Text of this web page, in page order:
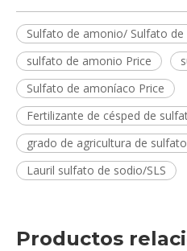
Sulfato de amonio/ Sulfato
sulfato de amonio Price
Sulfato de amoníaco Price
Fertilizante de césped de
grado de agricultura de
Lauril sulfato de sodio/SLS
Productos